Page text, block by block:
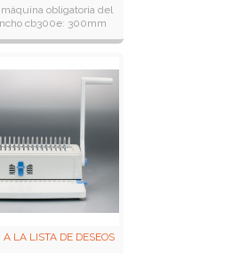
Cb300e
obligatoria del
cb300e: 300mm
perforación: 32 hoja de
LA LISTA DE DESEOS